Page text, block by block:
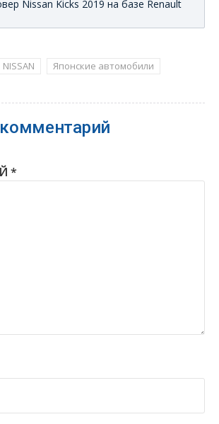
Nissan Kicks 2019 на базе Renault
NISSAN Японские автомобили
*